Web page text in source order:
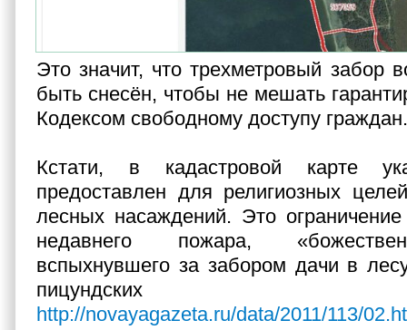
Это значит, что трехметровый забор
быть снесён, чтобы не мешать
Кодексом свободному доступу граждан.
Кстати, в кадастровой карте
предоставлен для религиозных
лесных насаждений. Это
недавнего пожара,
вспыхнувшего за забором дачи в
пицундских
http://novayagazeta.ru/data/2011/113/